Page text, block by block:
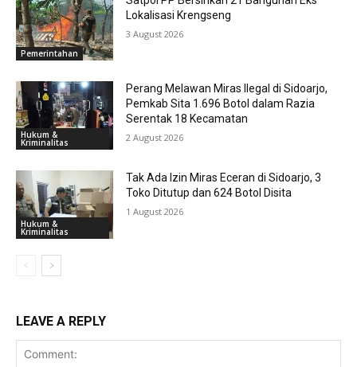
Pemerintahan
Lokalisasi Krengseng
3 August 2026
Hukum &
Kriminalitas
Perang Melawan Miras Ilegal di Sidoarjo,
Pemkab Sita 1.696 Botol dalam Razia
Serentak 18 Kecamatan
2 August 2026
Hukum &
Kriminalitas
Tak Ada Izin Miras Eceran di Sidoarjo, 3
Toko Ditutup dan 624 Botol Disita
1 August 2026
LEAVE A REPLY